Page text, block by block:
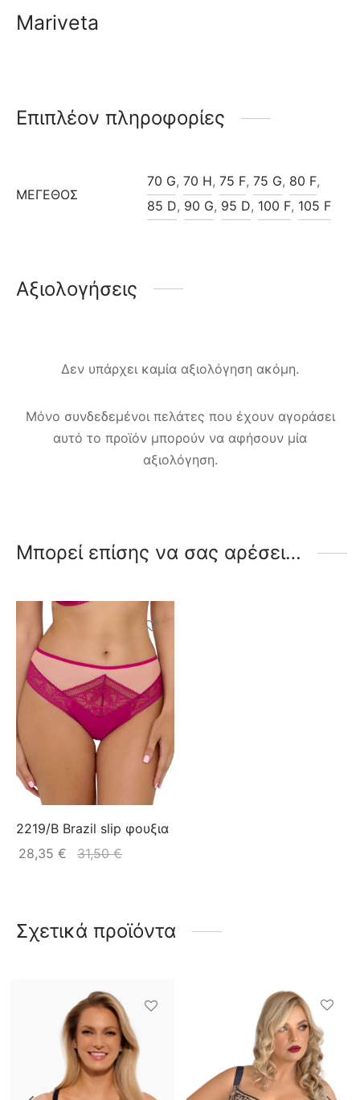
Mariveta
Επιπλέον πληροφορίες
ΜΈΓΕΘΟΣ
70 G, 70 H, 75 F, 75 G, 80 F,
85 D, 90 G, 95 D, 100 F, 105 F
Αξιολογήσεις
Δεν υπάρχει καμία αξιολόγηση ακόμη.
Μόνο συνδεδεμένοι πελάτες που έχουν αγοράσει
αυτό το προϊόν μπορούν να αφήσουν μία
αξιολόγηση.
Μπορεί επίσης να σας αρέσει…
2219/B Brazil slip φουξια
28,35 € 31,50€
Σχετικά προϊόντα